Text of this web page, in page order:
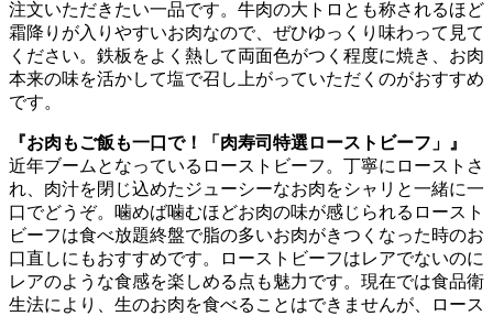
注文いただきたい一品です。牛肉の大トロとも称されるほど
霜降りが入りやすいお肉なので、ぜひゆっくり味わって見て
ください。鉄板をよく熱して両面色がつく程度に焼き、お肉
本来の味を活かして塩で召し上がっていただくのがおすすめ
です。
『お肉もご飯も一口で！「肉寿司特選ローストビーフ」』
近年ブームとなっているローストビーフ。丁寧にローストさ
れ、肉汁を閉じ込めたジューシーなお肉をシャリと一緒に一
口でどうぞ。噛めば噛むほどお肉の味が感じられるロースト
ビーフは食べ放題終盤で脂の多いお肉がきつくなった時のお
口直しにもおすすめです。ローストビーフはレアでないのに
レアのような食感を楽しめる点も魅力です。現在では食品衛
生法により、生のお肉を食べることはできませんが、ロース